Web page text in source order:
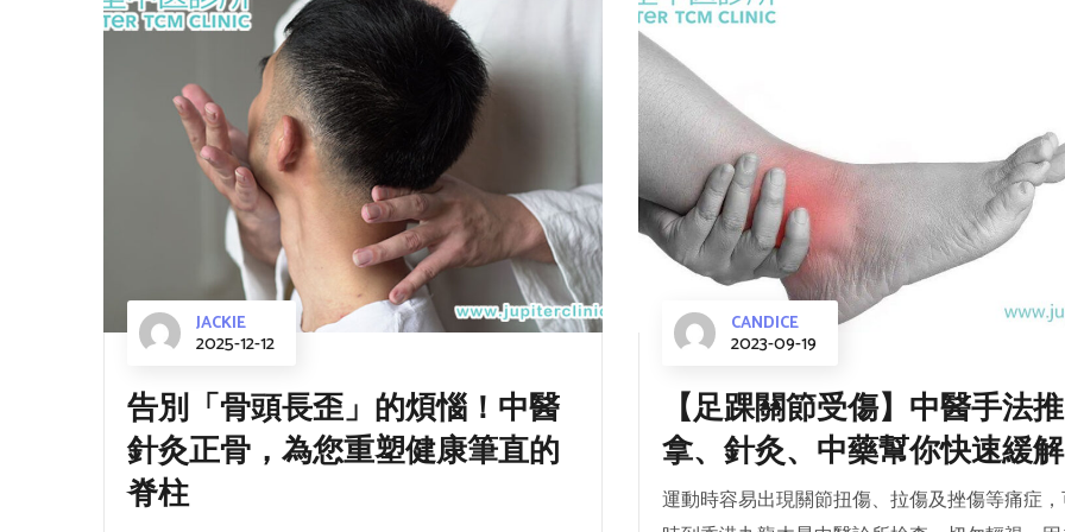
JACKIE
2025-12-12
告別「骨頭長歪」的煩惱！中醫
針灸正骨，為您重塑健康筆直的
脊柱
CANDICE
2023-09-19
【足踝關節受傷】中醫手法推
拿、針灸、中藥幫你快速緩解
運動時容易出現關節扭傷、拉傷及挫傷等痛症